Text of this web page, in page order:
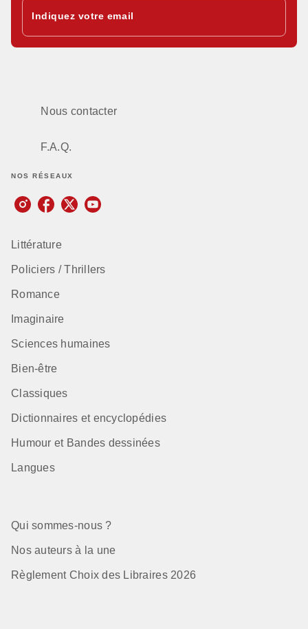
Indiquez votre email
Nous contacter
F.A.Q.
NOS RÉSEAUX
Littérature
Policiers / Thrillers
Romance
Imaginaire
Sciences humaines
Bien-être
Classiques
Dictionnaires et encyclopédies
Humour et Bandes dessinées
Langues
Qui sommes-nous ?
Nos auteurs à la une
Règlement Choix des Libraires 2026